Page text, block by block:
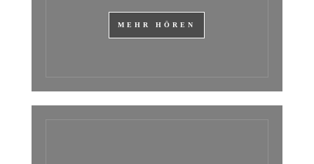
MEHR HÖREN